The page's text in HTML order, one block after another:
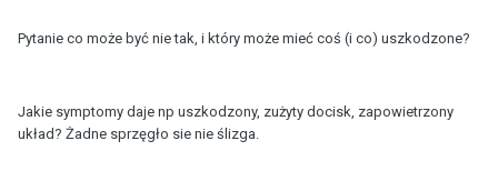
Pytanie co może być nie tak, i który może mieć coś (i co) uszkodzone?
Jakie symptomy daje np uszkodzony, zużyty docisk, zapowietrzony
układ? Żadne sprzęgło sie nie ślizga.